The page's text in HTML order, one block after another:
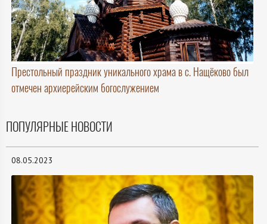
Престольный праздник уникального храма в с. Нащёково был
отмечен архиерейским богослужением
ПОПУЛЯРНЫЕ НОВОСТИ
08.05.2023